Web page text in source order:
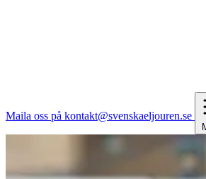
Maila oss på kontakt@svenskaeljouren.se